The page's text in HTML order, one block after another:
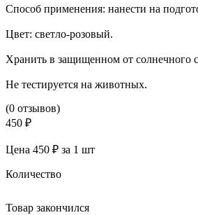
Способ применения: нанести на
Цвет: светло-розовый.
Хранить в защищенном от солнечного
Не тестируется на животных.
(0 отзывов)
450 ₽
Цена 450 ₽ за 1 шт
Количество
Товар закончился